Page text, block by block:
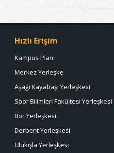
Hızlı Erişim
Kampus Planı
Merkez Yerleşke
Aşağı Kayabaşı Yerleşkesi
Spor Bilimleri Fakültesi Yerleşkesi
Bor Yerleşkesi
Derbent Yerleşkesi
Ulukışla Yerleşkesi